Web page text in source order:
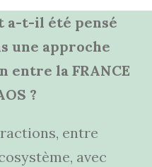
a-t-il été pensé
une approche
entre la FRANCE
?
entre
avec